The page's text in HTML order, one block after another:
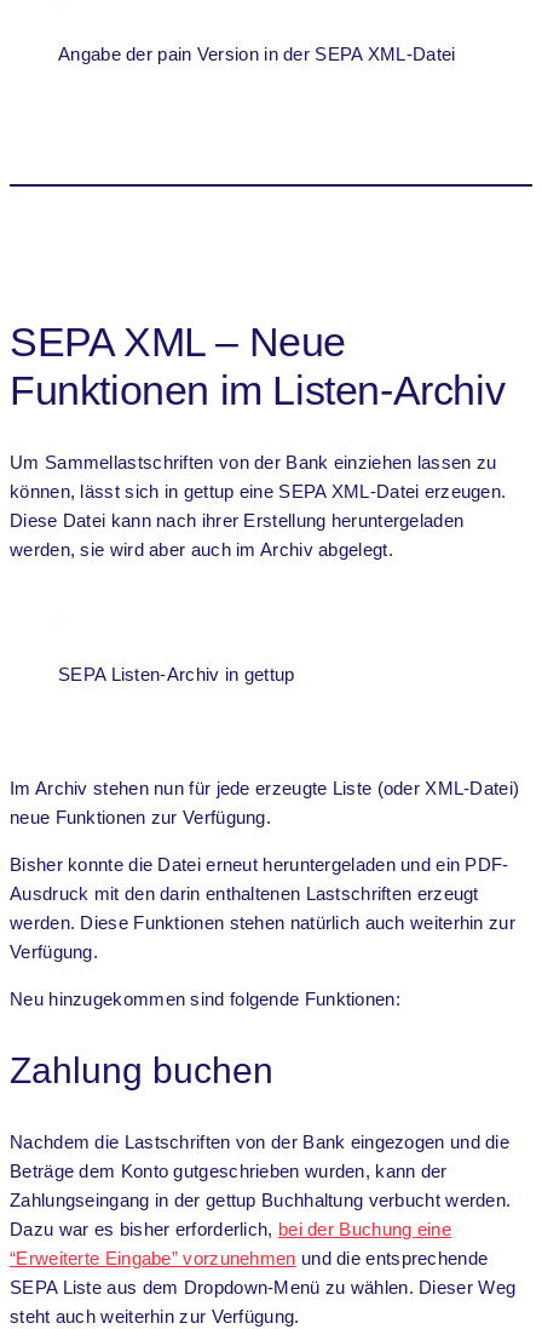
Angabe der pain Version in der SEPA XML-Datei
SEPA XML – Neue
Funktionen im Listen-Archiv
Um Sammellastschriften von der Bank einziehen lassen zu
können, lässt sich in gettup eine SEPA XML-Datei erzeugen.
Diese Datei kann nach ihrer Erstellung heruntergeladen
werden, sie wird aber auch im Archiv abgelegt.
SEPA Listen-Archiv in gettup
Im Archiv stehen nun für jede erzeugte Liste (oder XML-Datei)
neue Funktionen zur Verfügung.
Bisher konnte die Datei erneut heruntergeladen und ein PDF-
Ausdruck mit den darin enthaltenen Lastschriften erzeugt
werden. Diese Funktionen stehen natürlich auch weiterhin zur
Verfügung.
Neu hinzugekommen sind folgende Funktionen:
Zahlung buchen
Nachdem die Lastschriften von der Bank eingezogen und die
Beträge dem Konto gutgeschrieben wurden, kann der
Zahlungseingang in der gettup Buchhaltung verbucht werden.
Dazu war es bisher erforderlich, bei der Buchung eine
“Erweiterte Eingabe” vorzunehmen und die entsprechende
SEPA Liste aus dem Dropdown-Menü zu wählen. Dieser Weg
steht auch weiterhin zur Verfügung.